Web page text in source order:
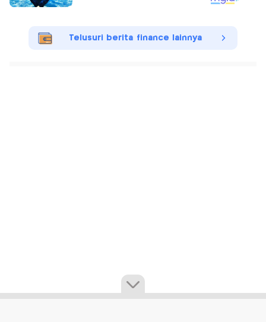
Telusuri berita finance lainnya